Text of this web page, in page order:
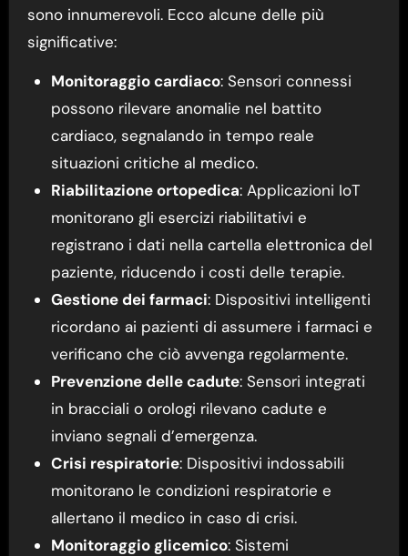
sono innumerevoli. Ecco alcune delle più
significative:
Monitoraggio cardiaco: Sensori connessi
possono rilevare anomalie nel battito
cardiaco, segnalando in tempo reale
situazioni critiche al medico.
Riabilitazione ortopedica: Applicazioni IoT
monitorano gli esercizi riabilitativi e
registrano i dati nella cartella elettronica del
paziente, riducendo i costi delle terapie.
Gestione dei farmaci: Dispositivi intelligenti
ricordano ai pazienti di assumere i farmaci e
verificano che ciò avvenga regolarmente.
Prevenzione delle cadute: Sensori integrati
in bracciali o orologi rilevano cadute e
inviano segnali d’emergenza.
Crisi respiratorie: Dispositivi indossabili
monitorano le condizioni respiratorie e
allertano il medico in caso di crisi.
Monitoraggio glicemico: Sistemi